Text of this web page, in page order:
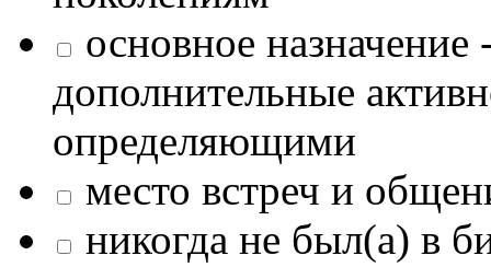
основное назначение
дополнительные
определяющими
место встреч и
никогда не был(а) в